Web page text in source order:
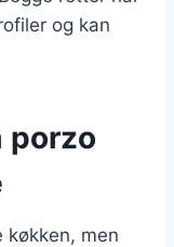
og kan
porzo
køkken, men